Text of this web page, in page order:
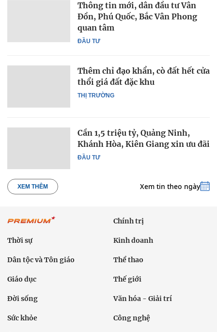
ĐẦU TƯ
Thông tin mới, dân đầu tư Vân
Đồn, Phú Quốc, Bắc Vân Phong
quan tâm
THỊ TRƯỜNG
Thêm chỉ đạo khẩn, cò đất hết cửa
thổi giá đất đặc khu
ĐẦU TƯ
Cần 1,5 triệu tỷ, Quảng Ninh,
Khánh Hòa, Kiên Giang xin ưu đãi
XEM THÊM Xem tin theo ngày
Chính trị
Thời sự Kinh doanh
Dân tộc và Tôn giáo Thể thao
Giáo dục Thế giới
Đời sống Văn hóa - Giải trí
Sức khỏe Công nghệ